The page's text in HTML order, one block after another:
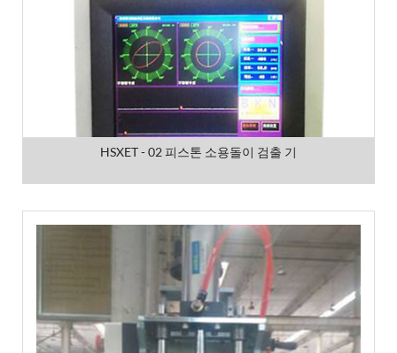
HSXET - 02 피스톤 소용돌이 검출 기